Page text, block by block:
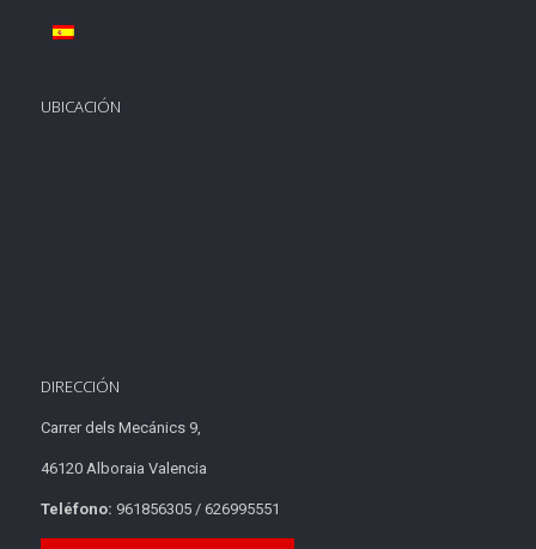
UBICACIÓN
DIRECCIÓN
Carrer dels Mecánics 9,
46120 Alboraia Valencia
Teléfono: 961856305 / 626995551